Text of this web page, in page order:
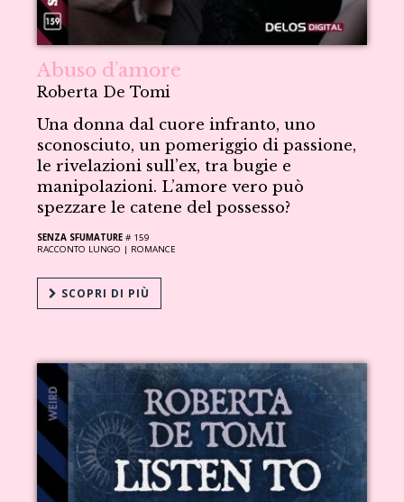
Abuso d’amore
Roberta De Tomi
Una donna dal cuore infranto, uno
sconosciuto, un pomeriggio di passione,
le rivelazioni sull’ex, tra bugie e
manipolazioni. L’amore vero può
spezzare le catene del possesso?
SENZA SFUMATURE # 159
RACCONTO LUNGO | ROMANCE
SCOPRI DI PIÙ